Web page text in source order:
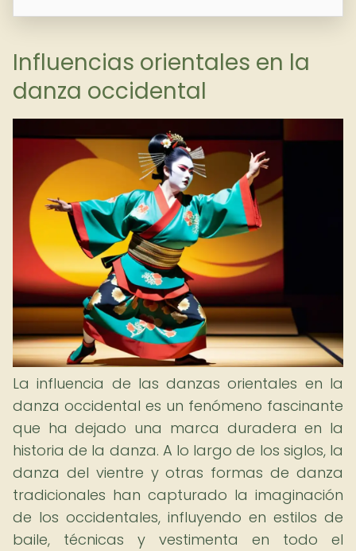
Influencias orientales en la
danza occidental
La influencia de las danzas orientales en la
danza occidental es un fenómeno fascinante
que ha dejado una marca duradera en la
historia de la danza. A lo largo de los siglos, la
danza del vientre y otras formas de danza
tradicionales han capturado la imaginación
de los occidentales, influyendo en estilos de
baile, técnicas y vestimenta en todo el